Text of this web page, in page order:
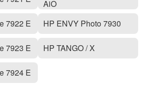
7922 E
7923 E
7924 E
AiO
HP ENVY Photo 7930
HP TANGO / X